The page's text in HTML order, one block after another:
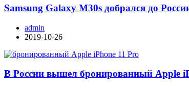
Samsung Galaxy M30s добрался до
admin
2019-10-26
В России вышел бронированный Apple